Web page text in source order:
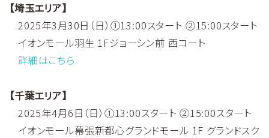
【埼玉エリア】
2025年3月30日（日）①13:00スタート ②15:00スタート
イオンモール羽生 1Fジョーシン前 西コート
詳細はこちら
【千葉エリア】
2025年4月6日（日）①13:00スタート ②15:00スタート
イオンモール幕張新都心グランドモール 1F グランドスク